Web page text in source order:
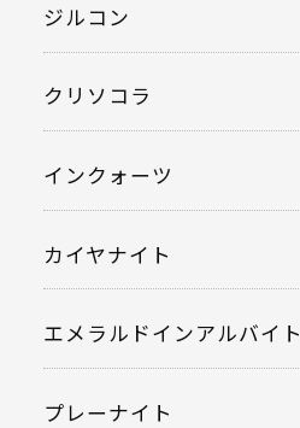
ジルコン
クリソコラ
インクォーツ
カイヤナイト
エメラルドインアルバイト
プレーナイト